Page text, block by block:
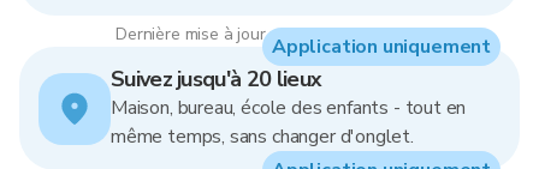
Dernière mise à jour : 10:00, 10 Aug 2026
Suivez jusqu'à 20 lieux
Maison, bureau, école des enfants - tout en
même temps, sans changer d'onglet.
Application uniquement